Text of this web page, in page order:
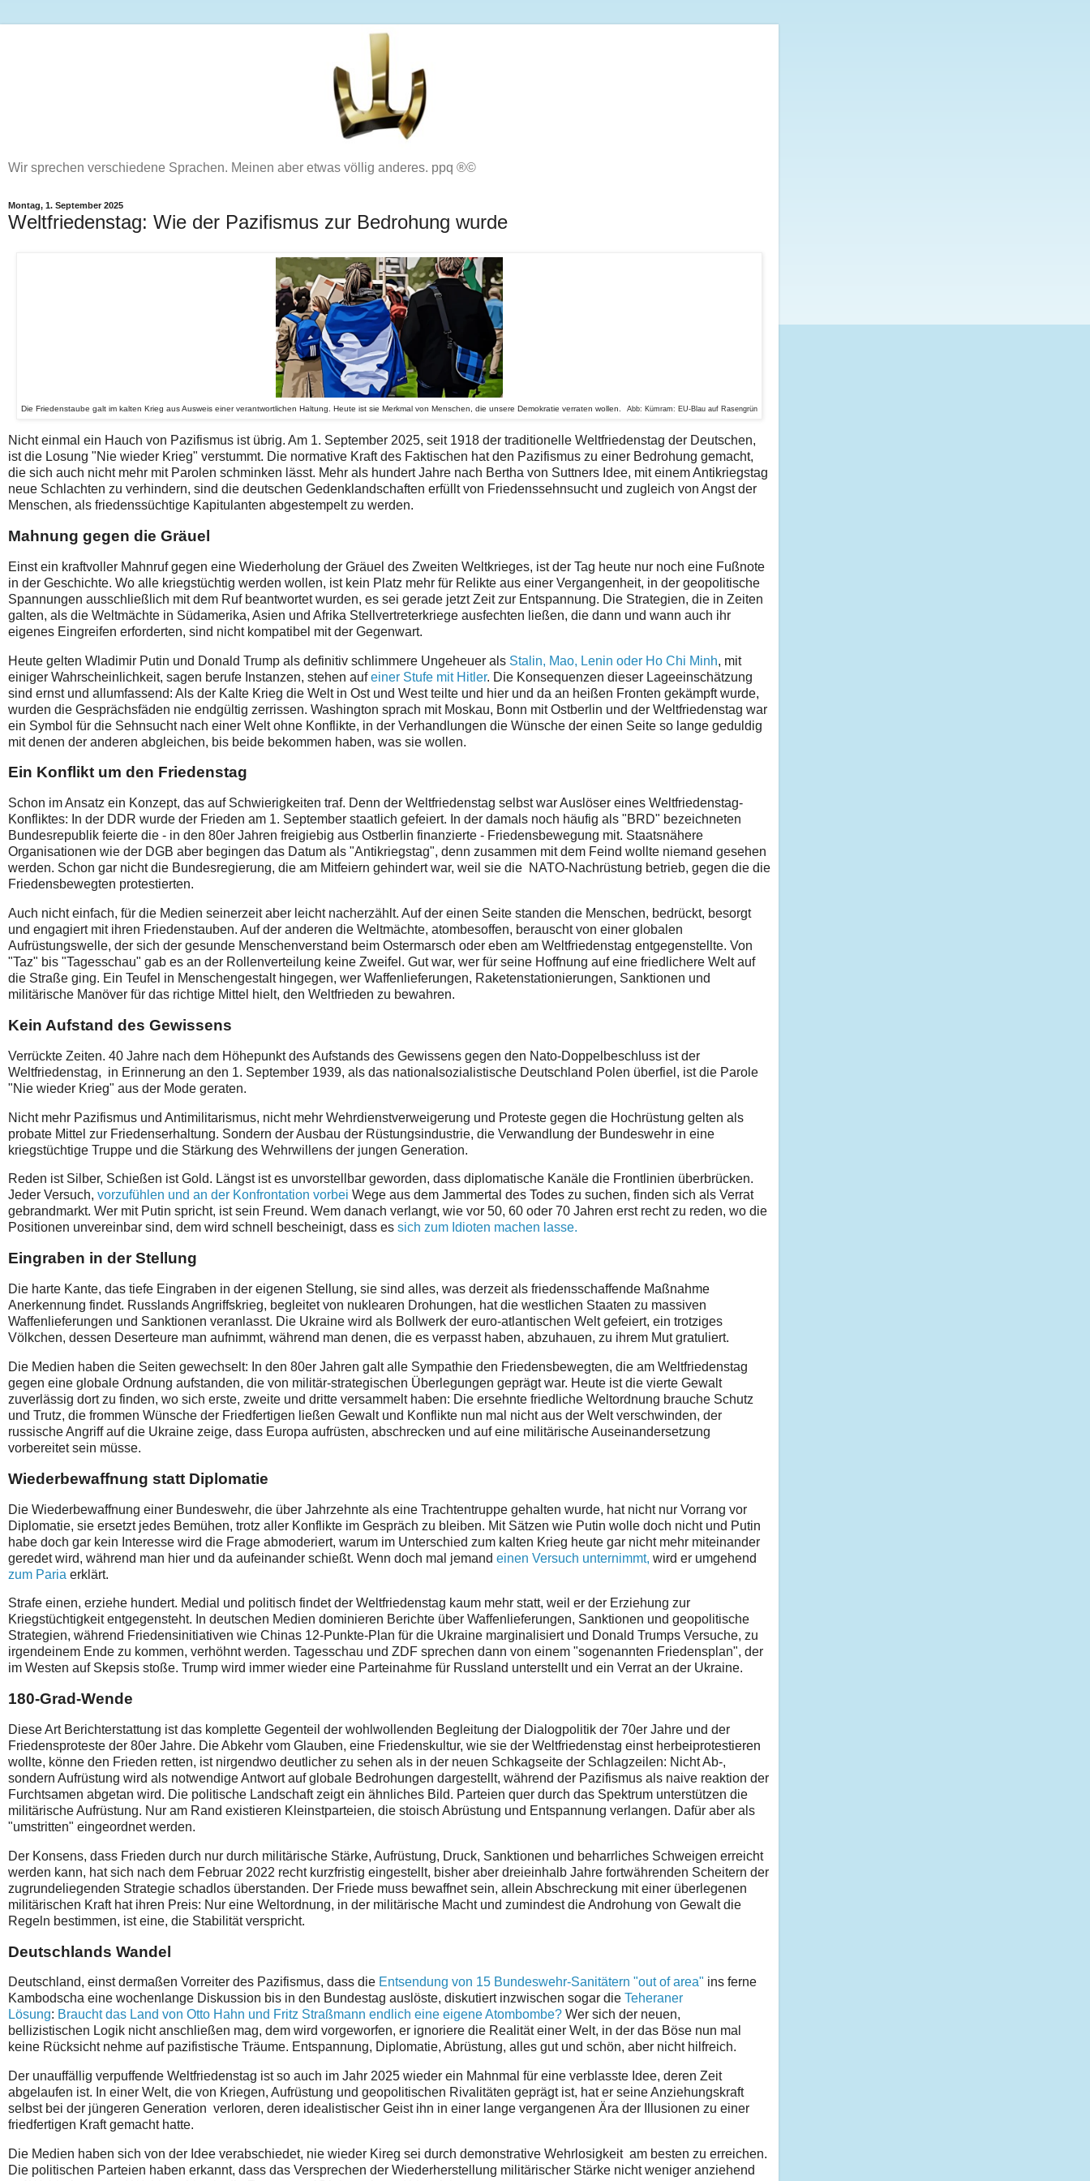
Wir sprechen verschiedene Sprachen. Meinen aber etwas völlig anderes. ppq ®©
Montag, 1. September 2025
Weltfriedenstag: Wie der Pazifismus zur Bedrohung wurde
Die Friedenstaube galt im kalten Krieg aus Ausweis einer verantwortlichen Haltung. Heute ist sie Merkmal von Menschen, die unsere Demokratie verraten wollen. Abb: Kümram: EU-Blau auf Rasengrün
Nicht einmal ein Hauch von Pazifismus ist übrig. Am 1. September 2025, seit 1918 der traditionelle Weltfriedenstag der Deutschen,
ist die Losung "Nie wieder Krieg" verstummt. Die normative Kraft des Faktischen hat den Pazifismus zu einer Bedrohung gemacht,
die sich auch nicht mehr mit Parolen schminken lässt. Mehr als hundert Jahre nach Bertha von Suttners Idee, mit einem Antikriegstag
neue Schlachten zu verhindern, sind die deutschen Gedenklandschaften erfüllt von Friedenssehnsucht und zugleich von Angst der
Menschen, als friedenssüchtige Kapitulanten abgestempelt zu werden.
Mahnung gegen die Gräuel
Einst ein kraftvoller Mahnruf gegen eine Wiederholung der Gräuel des Zweiten Weltkrieges, ist der Tag heute nur noch eine Fußnote
in der Geschichte. Wo alle kriegstüchtig werden wollen, ist kein Platz mehr für Relikte aus einer Vergangenheit, in der geopolitische
Spannungen ausschließlich mit dem Ruf beantwortet wurden, es sei gerade jetzt Zeit zur Entspannung. Die Strategien, die in Zeiten
galten, als die Weltmächte in Südamerika, Asien und Afrika Stellvertreterkriege ausfechten ließen, die dann und wann auch ihr
eigenes Eingreifen erforderten, sind nicht kompatibel mit der Gegenwart.
Heute gelten Wladimir Putin und Donald Trump als definitiv schlimmere Ungeheuer als Stalin, Mao, Lenin oder Ho Chi Minh, mit
einiger Wahrscheinlichkeit, sagen berufe Instanzen, stehen aufeiner Stufe mit Hitler. Die Konsequenzen dieser Lageeinschätzung
sind ernst und allumfassend: Als der Kalte Krieg die Welt in Ost und West teilte und hier und da an heißen Fronten gekämpft wurde,
wurden die Gesprächsfäden nie endgültig zerrissen. Washington sprach mit Moskau, Bonn mit Ostberlin und der Weltfriedenstag war
ein Symbol für die Sehnsucht nach einer Welt ohne Konflikte, in der Verhandlungen die Wünsche der einen Seite so lange geduldig
mit denen der anderen abgleichen, bis beide bekommen haben, was sie wollen.
Ein Konflikt um den Friedenstag
Schon im Ansatz ein Konzept, das auf Schwierigkeiten traf. Denn der Weltfriedenstag selbst war Auslöser eines Weltfriedenstag-
Konfliktes: In der DDR wurde der Frieden am 1. September staatlich gefeiert. In der damals noch häufig als "BRD" bezeichneten
Bundesrepublik feierte die - in den 80er Jahren freigiebig aus Ostberlin finanzierte - Friedensbewegung mit. Staatsnähere
Organisationen wie der DGB aber begingen das Datum als "Antikriegstag", denn zusammen mit dem Feind wollte niemand gesehen
werden. Schon gar nicht die Bundesregierung, die am Mitfeiern gehindert war, weil sie die NATO-Nachrüstung betrieb, gegen die die
Friedensbewegten protestierten.
Auch nicht einfach, für die Medien seinerzeit aber leicht nacherzählt. Auf der einen Seite standen die Menschen, bedrückt, besorgt
und engagiert mit ihren Friedenstauben. Auf der anderen die Weltmächte, atombesoffen, berauscht von einer globalen
Aufrüstungswelle, der sich der gesunde Menschenverstand beim Ostermarsch oder eben am Weltfriedenstag entgegenstellte. Von
"Taz" bis "Tagesschau" gab es an der Rollenverteilung keine Zweifel. Gut war, wer für seine Hoffnung auf eine friedlichere Welt auf
die Straße ging. Ein Teufel in Menschengestalt hingegen, wer Waffenlieferungen, Raketenstationierungen, Sanktionen und
militärische Manöver für das richtige Mittel hielt, den Weltfrieden zu bewahren.
Kein Aufstand des Gewissens
Verrückte Zeiten. 40 Jahre nach dem Höhepunkt des Aufstands des Gewissens gegen den Nato-Doppelbeschluss ist der
Weltfriedenstag, in Erinnerung an den 1. September 1939, als das nationalsozialistische Deutschland Polen überfiel, ist die Parole
"Nie wieder Krieg" aus der Mode geraten.
Nicht mehr Pazifismus und Antimilitarismus, nicht mehr Wehrdienstverweigerung und Proteste gegen die Hochrüstung gelten als
probate Mittel zur Friedenserhaltung. Sondern der Ausbau der Rüstungsindustrie, die Verwandlung der Bundeswehr in eine
kriegstüchtige Truppe und die Stärkung des Wehrwillens der jungen Generation.
Reden ist Silber, Schießen ist Gold. Längst ist es unvorstellbar geworden, dass diplomatische Kanäle die Frontlinien überbrücken.
Jeder Versuch, vorzufühlen und an der Konfrontation vorbei Wege aus dem Jammertal des Todes zu suchen, finden sich als Verrat
gebrandmarkt. Wer mit Putin spricht, ist sein Freund. Wem danach verlangt, wie vor 50, 60 oder 70 Jahren erst recht zu reden, wo die
Positionen unvereinbar sind, dem wird schnell bescheinigt, dass es sich zum Idioten machen lasse.
Eingraben in der Stellung
Die harte Kante, das tiefe Eingraben in der eigenen Stellung, sie sind alles, was derzeit als friedensschaffende Maßnahme
Anerkennung findet. Russlands Angriffskrieg, begleitet von nuklearen Drohungen, hat die westlichen Staaten zu massiven
Waffenlieferungen und Sanktionen veranlasst. Die Ukraine wird als Bollwerk der euro-atlantischen Welt gefeiert, ein trotziges
Völkchen, dessen Deserteure man aufnimmt, während man denen, die es verpasst haben, abzuhauen, zu ihrem Mut gratuliert.
Die Medien haben die Seiten gewechselt: In den 80er Jahren galt alle Sympathie den Friedensbewegten, die am Weltfriedenstag
gegen eine globale Ordnung aufstanden, die von militär-strategischen Überlegungen geprägt war. Heute ist die vierte Gewalt
zuverlässig dort zu finden, wo sich erste, zweite und dritte versammelt haben: Die ersehnte friedliche Weltordnung brauche Schutz
und Trutz, die frommen Wünsche der Friedfertigen ließen Gewalt und Konflikte nun mal nicht aus der Welt verschwinden, der
russische Angriff auf die Ukraine zeige, dass Europa aufrüsten, abschrecken und auf eine militärische Auseinandersetzung
vorbereitet sein müsse.
Wiederbewaffnung statt Diplomatie
Die Wiederbewaffnung einer Bundeswehr, die über Jahrzehnte als eine Trachtentruppe gehalten wurde, hat nicht nur Vorrang vor
Diplomatie, sie ersetzt jedes Bemühen, trotz aller Konflikte im Gespräch zu bleiben. Mit Sätzen wie Putin wolle doch nicht und Putin
habe doch gar kein Interesse wird die Frage abmoderiert, warum im Unterschied zum kalten Krieg heute gar nicht mehr miteinander
geredet wird, während man hier und da aufeinander schießt. Wenn doch mal jemand einen Versuch unternimmt, wird er umgehend
zum Paria erklärt.
Strafe einen, erziehe hundert. Medial und politisch findet der Weltfriedenstag kaum mehr statt, weil er der Erziehung zur
Kriegstüchtigkeit entgegensteht. In deutschen Medien dominieren Berichte über Waffenlieferungen, Sanktionen und geopolitische
Strategien, während Friedensinitiativen wie Chinas 12-Punkte-Plan für die Ukraine marginalisiert und Donald Trumps Versuche, zu
irgendeinem Ende zu kommen, verhöhnt werden. Tagesschau und ZDF sprechen dann von einem "sogenannten Friedensplan", der
im Westen auf Skepsis stoße. Trump wird immer wieder eine Parteinahme für Russland unterstellt und ein Verrat an der Ukraine.
180-Grad-Wende
Diese Art Berichterstattung ist das komplette Gegenteil der wohlwollenden Begleitung der Dialogpolitik der 70er Jahre und der
Friedensproteste der 80er Jahre. Die Abkehr vom Glauben, eine Friedenskultur, wie sie der Weltfriedenstag einst herbeiprotestieren
wollte, könne den Frieden retten, ist nirgendwo deutlicher zu sehen als in der neuen Schkagseite der Schlagzeilen: Nicht Ab-,
sondern Aufrüstung wird als notwendige Antwort auf globale Bedrohungen dargestellt, während der Pazifismus als naive reaktion der
Furchtsamen abgetan wird. Die politische Landschaft zeigt ein ähnliches Bild. Parteien quer durch das Spektrum unterstützen die
militärische Aufrüstung. Nur am Rand existieren Kleinstparteien, die stoisch Abrüstung und Entspannung verlangen. Dafür aber als
"umstritten" eingeordnet werden.
Der Konsens, dass Frieden durch nur durch militärische Stärke, Aufrüstung, Druck, Sanktionen und beharrliches Schweigen erreicht
werden kann, hat sich nach dem Februar 2022 recht kurzfristig eingestellt, bisher aber dreieinhalb Jahre fortwährenden Scheitern der
zugrundeliegenden Strategie schadlos überstanden. Der Friede muss bewaffnet sein, allein Abschreckung mit einer überlegenen
militärischen Kraft hat ihren Preis: Nur eine Weltordnung, in der militärische Macht und zumindest die Androhung von Gewalt die
Regeln bestimmen, ist eine, die Stabilität verspricht.
Deutschlands Wandel
Deutschland, einst dermaßen Vorreiter des Pazifismus, dass die Entsendung von 15 Bundeswehr-Sanitätern "out of area" ins ferne
Kambodscha eine wochenlange Diskussion bis in den Bundestag auslöste, diskutiert inzwischen sogar die Teheraner
Lösung: Braucht das Land von Otto Hahn und Fritz Straßmann endlich eine eigene Atombombe? Wer sich der neuen,
bellizistischen Logik nicht anschließen mag, dem wird vorgeworfen, er ignoriere die Realität einer Welt, in der das Böse nun mal
keine Rücksicht nehme auf pazifistische Träume. Entspannung, Diplomatie, Abrüstung, alles gut und schön, aber nicht hilfreich.
Der unauffällig verpuffende Weltfriedenstag ist so auch im Jahr 2025 wieder ein Mahnmal für eine verblasste Idee, deren Zeit
abgelaufen ist. In einer Welt, die von Kriegen, Aufrüstung und geopolitischen Rivalitäten geprägt ist, hat er seine Anziehungskraft
selbst bei der jüngeren Generation verloren, deren idealistischer Geist ihn in einer lange vergangenen Ära der Illusionen zu einer
friedfertigen Kraft gemacht hatte.
Die Medien haben sich von der Idee verabschiedet, nie wieder Kireg sei durch demonstrative Wehrlosigkeit am besten zu erreichen.
Die politischen Parteien haben erkannt, dass das Versprechen der Wiederherstellung militärischer Stärke nicht weniger anziehend